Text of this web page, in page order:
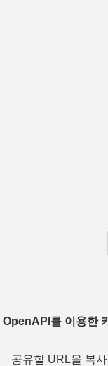
OpenAPI를 이용한
공유할 URL을 복